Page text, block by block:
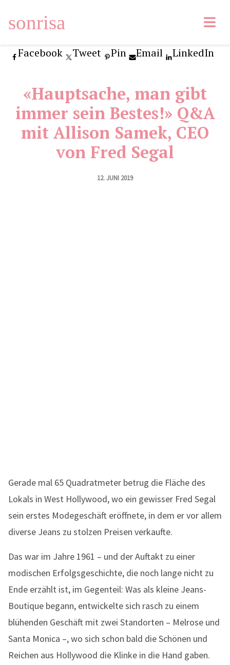
sonrisa
Facebook Tweet Pin Email LinkedIn
«Hauptsache, man gibt
immer sein Bestes!» Q&A
mit Allison Samek, CEO
von Fred Segal
12. JUNI 2019
Gerade mal 65 Quadratmeter betrug die Fläche des
Lokals in West Hollywood, wo ein gewisser Fred Segal
sein erstes Modegeschäft eröffnete, in dem er vor allem
diverse Jeans zu stolzen Preisen verkaufte.
Das war im Jahre 1961 – und der Auftakt zu einer
modischen Erfolgsgeschichte, die noch lange nicht zu
Ende erzählt ist, im Gegenteil: Was als kleine Jeans-
Boutique begann, entwickelte sich rasch zu einem
blühenden Geschäft mit zwei Standorten – Melrose und
Santa Monica –, wo sich schon bald die Schönen und
Reichen aus Hollywood die Klinke in die Hand gaben.